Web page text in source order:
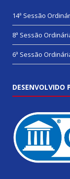
14ª Sessão
8ª Sessão
6ª Sessão
DESENVOLVIDO